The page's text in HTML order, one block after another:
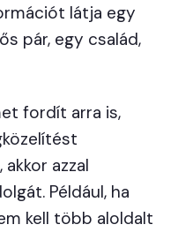
látja egy
pár, egy család,
fordít arra is,
azzal
Például, ha
kell több aloldalt